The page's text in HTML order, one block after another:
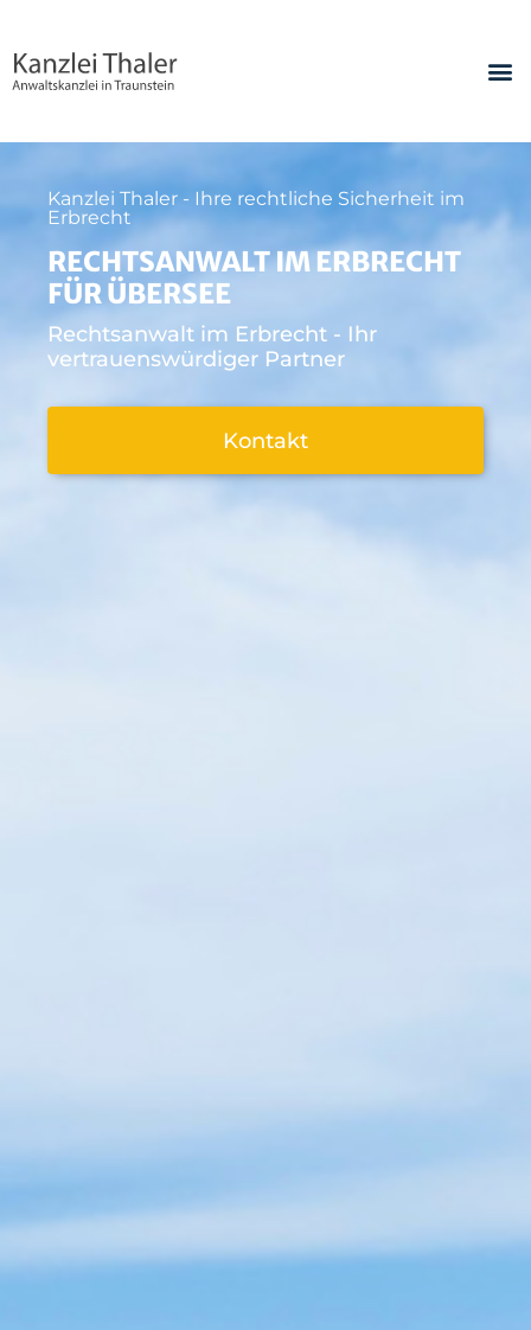
Kanzlei Thaler - Ihre rechtliche Sicherheit im
Erbrecht
RECHTSANWALT IM ERBRECHT
FÜR ÜBERSEE
Rechtsanwalt im Erbrecht - Ihr
vertrauenswürdiger Partner
Kontakt